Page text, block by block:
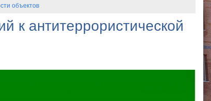
объектов
к антитеррористической